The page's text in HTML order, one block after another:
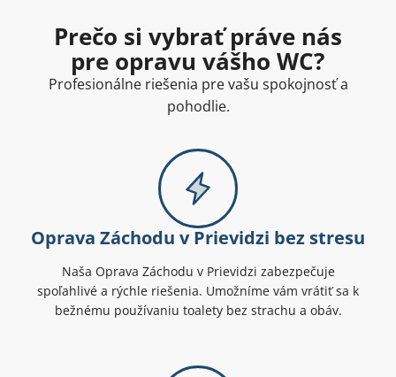
Prečo si vybrať práve nás
pre opravu vášho WC?
Profesionálne riešenia pre vašu spokojnosť a
pohodlie.
Oprava Záchodu v Prievidzi bez stresu
Naša Oprava Záchodu v Prievidzi zabezpečuje
spoľahlivé a rýchle riešenia. Umožníme vám vrátiť sa k
bežnému používaniu toalety bez strachu a obáv.